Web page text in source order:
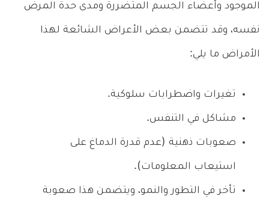
الموجود وأعضاء الجسم المتضررة ومدى حدة المرض
نفسه، وقد تتضمن بعض الأعراض الشائعة لهذا
الأمراض ما يلي:
تغيرات واضطرابات سلوكية.
مشاكل في التنفس.
صعوبات ذهنية (عدم قدرة الدماغ على
استيعاب المعلومات).
تأخر في التطور والنمو، ويتضمن هذا صعوبة